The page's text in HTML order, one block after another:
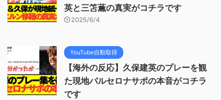
英と三笘薫の真実がコチラです
2025/6/4
YouTube自動取得
【海外の反応】久保建英のプレーを観
た現地バルセロナサポの本音がコチラ
です